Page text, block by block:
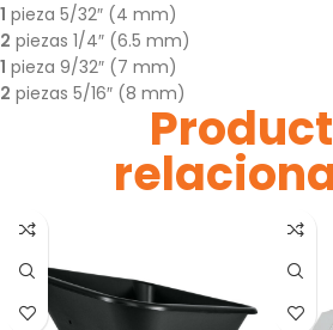
1 pieza 5/32″ (4 mm)
2 piezas 1/4″ (6.5 mm)
1 pieza 9/32″ (7 mm)
2 piezas 5/16″ (8 mm)